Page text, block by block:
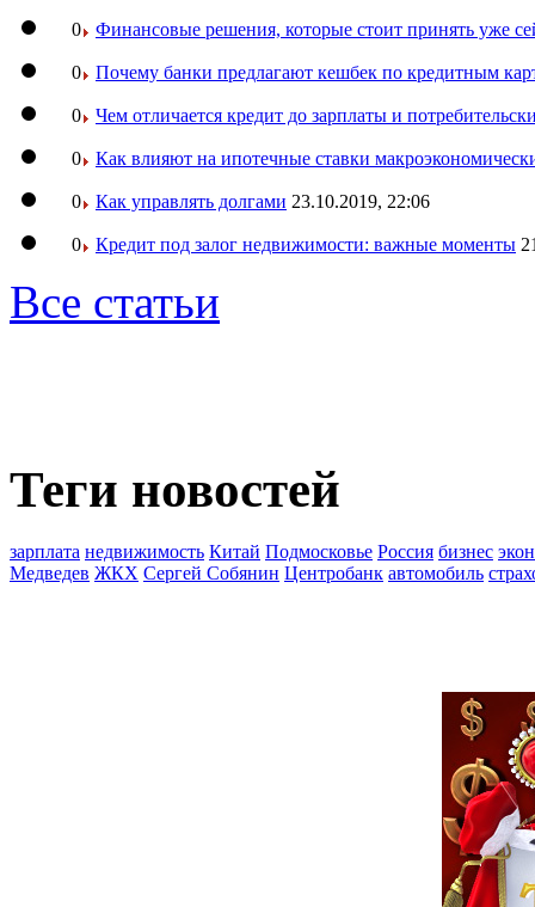
0 Финансовые решения, которые стоит принять уже
0 Почему банки предлагают кешбек по кредитным
0 Чем отличается кредит до зарплаты и
0 Как влияют на ипотечные ставки
0 Как управлять долгами 23.10.2019, 22:06
0 Кредит под залог недвижимости: важные моменты
Все статьи
Теги новостей
зарплата недвижимость Китай Подмосковье Россия бизнес
Медведев ЖКХ Сергей Собянин Центробанк автомобиль